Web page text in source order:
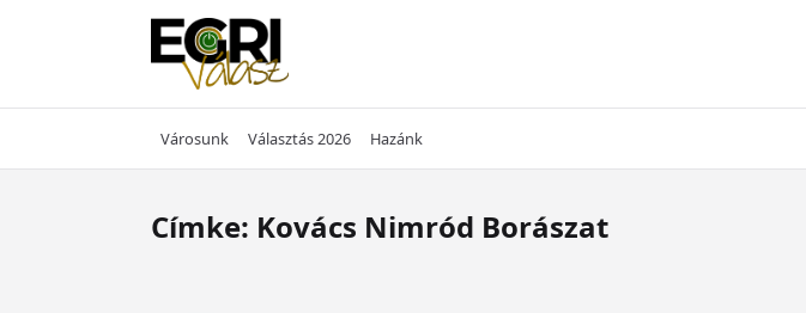
Városunk Választás 2026 Hazánk
Címke: Kovács Nimród Borászat